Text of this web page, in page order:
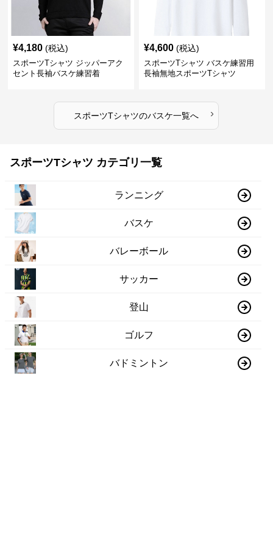
¥4,180 (税込)
スポーツTシャツ ジッパーアク
セント長袖バスケ練習着
¥4,600 (税込)
スポーツTシャツ バスケ練習用
長袖無地スポーツTシャツ
スポーツTシャツのバスケ一覧へ ›
スポーツTシャツ カテゴリ一覧
ランニング
バスケ
バレーボール
サッカー
登山
ゴルフ
バドミントン